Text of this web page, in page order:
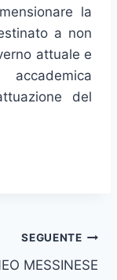
la
a non
attuale e
accademica
del
SEGUENTE
MESSINESE